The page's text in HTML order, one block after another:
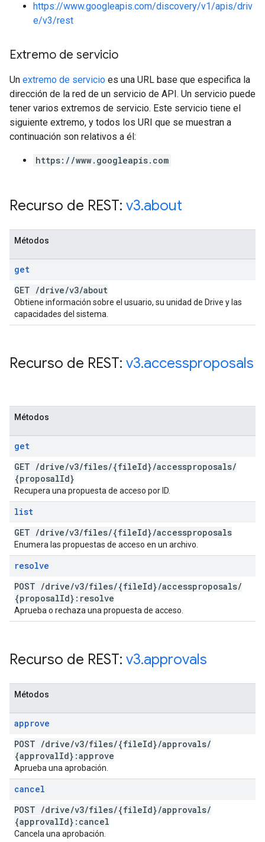
https://www.googleapis.com/discovery/v1/apis/driv
e/v3/rest
Extremo de servicio
Un extremo de servicio es una URL base que especifica la
dirección de la red de un servicio de API. Un servicio puede
tener varios extremos de servicio. Este servicio tiene el
siguiente extremo, y todos los URI que se muestran a
continuación son relativos a él:
https://www.googleapis.com
Recurso de REST: v3.about
Métodos
get
GET /drive/v3/about
Obtiene información sobre el usuario, su unidad de Drive y las
capacidades del sistema.
Recurso de REST: v3.accessproposals
Métodos
get
GET /drive/v3/files/{fileId}/accessproposals/
{proposalId}
Recupera una propuesta de acceso por ID.
list
GET /drive/v3/files/{fileId}/accessproposals
Enumera las propuestas de acceso en un archivo.
resolve
POST /drive/v3/files/{fileId}/accessproposals/
{proposalId}:resolve
Aprueba o rechaza una propuesta de acceso.
Recurso de REST: v3.approvals
Métodos
approve
POST /drive/v3/files/{fileId}/approvals/
{approvalId}:approve
Aprueba una aprobación.
cancel
POST /drive/v3/files/{fileId}/approvals/
{approvalId}:cancel
Cancela una aprobación.